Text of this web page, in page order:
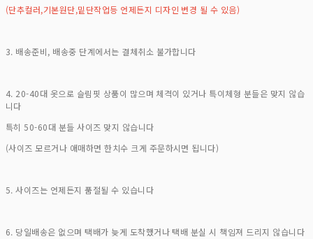
(단추컬러,기본원단,밑단작업등 언제든지 디자인 변경 될 수 있음)
3. 배송준비, 배송중 단계에서는 결체취소 불가합니다
4. 20-40대 옷으로 슬림핏 상품이 많으며 체격이 있거나 특이체형 분들은 맞지 않습
니다
특히 50-60대 분들 사이즈 맞지 않습니다
(사이즈 모르거나 애매하면 한치수 크게 주문하시면 됩니다)
5. 사이즈는 언제든지 품절될 수 있습니다
6. 당일배송은 없으며 택배가 늦게 도착했거나 택배 분실 시 책임져 드리지 않습니다